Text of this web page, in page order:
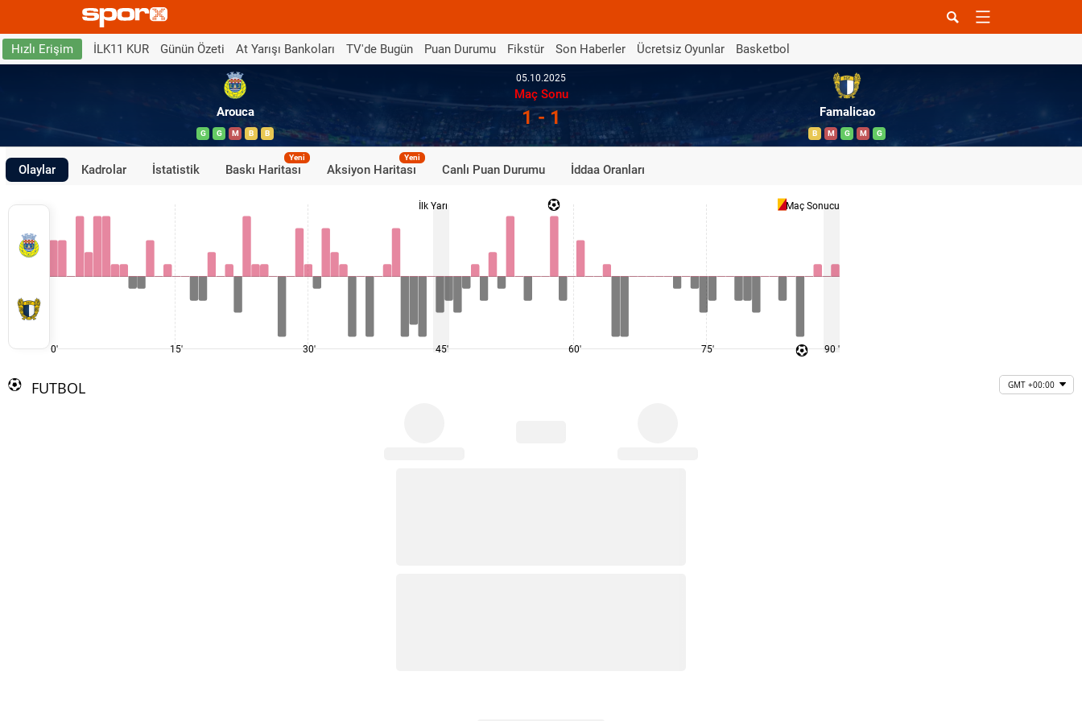
Hızlı Erişim İLK11 KUR Günün Özeti At Yarışı Bankoları TV'de Bugün Puan Durumu Fikstür Son Haberler Ücretsiz Oyunlar Basketbol
Arouca
G G M B B
05.10.2025
Maç Sonu
1 - 1 Famalicao
B M G M G
Olaylar Kadrolar İstatistik Baskı Haritası
Yeni
Aksiyon Haritası
Yeni
Canlı Puan Durumu İddaa Oranları
0' 15' 30'
İlk Yarı
45' 60' 75'
Maç Sonucu
90 '
FUTBOL GMT +00:00